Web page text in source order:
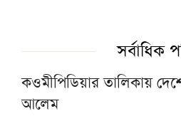
আসনের এমপির বৈঠক
শায়খ আওয়ামার মোবারক
সর্বাধিক
কওমীপিডিয়ার তালিকায়
আলেম